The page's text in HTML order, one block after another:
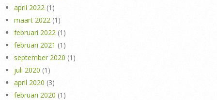
april 2022 (1)
maart 2022 (1)
februari 2022 (1)
februari 2021 (1)
september 2020 (1)
juli 2020 (1)
april 2020 (3)
februari 2020 (1)